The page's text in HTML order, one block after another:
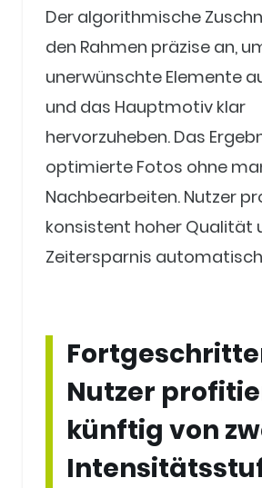
Der algorithmische
den Rahmen präzise an,
unerwünschte Elemente
und das Hauptmotiv klar
hervorzuheben. Das
optimierte Fotos ohne
Nachbearbeiten. Nutzer
konsistent hoher Qualität
Zeitersparnis
Nutzer
künftig von